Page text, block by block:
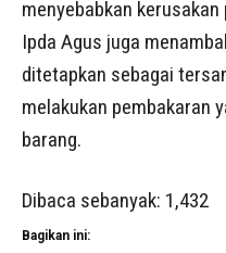
menyebabkan
Ipda Agus juga
ditetapkan sebagai
melakukan pembakaran
barang.
Dibaca sebanyak: 1,432
Bagikan ini: